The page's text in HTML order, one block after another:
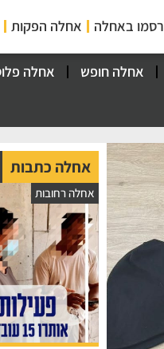
באחלה אחלה הפקות
אחלה חופש אחלה
אחלה כתבות
אחלה רחובות